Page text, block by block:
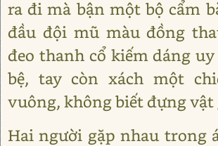
ra đi mà bận một bộ cẩm
đầu đội mũ màu đồng
đeo thanh cổ kiếm dáng
bệ, tay còn xách một
vuông, không biết đựng vật
Hai người gặp nhau trong